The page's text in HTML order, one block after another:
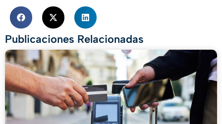
Publicaciones Relacionadas